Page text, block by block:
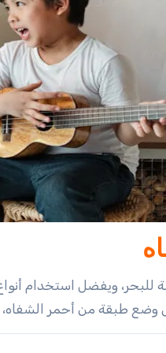
للبحر، ويفضل استخدام
وضع طبقة من أحمر